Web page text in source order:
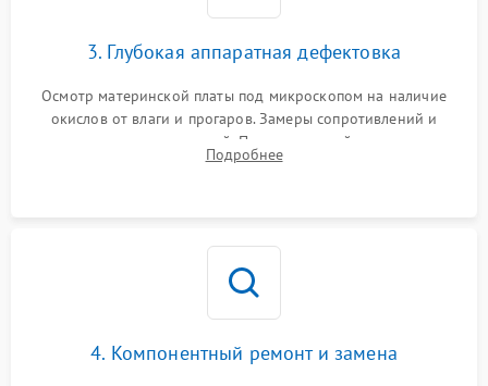
3. Глубокая аппаратная дефектовка
Осмотр материнской платы под микроскопом на наличие
окислов от влаги и прогаров. Замеры сопротивлений и
дежурных напряжений. Проверка цепей питания,
мультиконтроллера, процессора и видеочипа.
Подробнее
4. Компонентный ремонт и замена